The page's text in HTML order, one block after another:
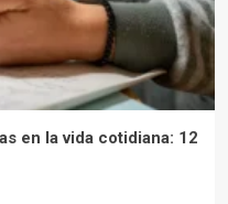
en la vida cotidiana: 12